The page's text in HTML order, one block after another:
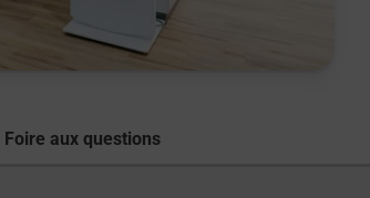
Foire aux questions